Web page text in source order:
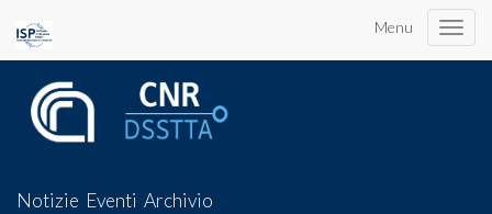
Menu
Toggle
Notizie Eventi Archivio